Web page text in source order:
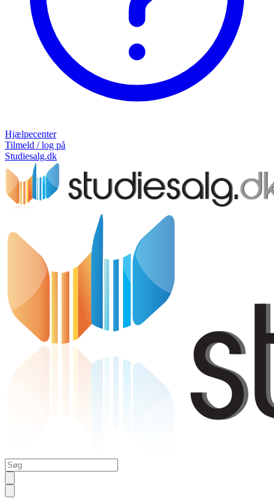
Hjælpecenter
Tilmeld / log på
Studiesalg.dk